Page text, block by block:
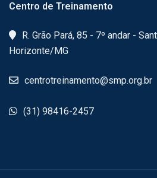
Centro de Treinamento
R. Grão Pará, 85 - 7º andar -
Horizonte/MG
centrotreinamento@smp.org.br
(31) 98416-2457